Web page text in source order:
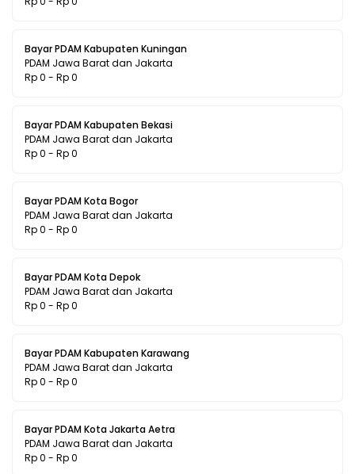
Bayar PDAM Kabupaten Kuningan
PDAM Jawa Barat dan Jakarta
Rp 0 - Rp 0
Bayar PDAM Kabupaten Bekasi
PDAM Jawa Barat dan Jakarta
Rp 0 - Rp 0
Bayar PDAM Kota Bogor
PDAM Jawa Barat dan Jakarta
Rp 0 - Rp 0
Bayar PDAM Kota Depok
PDAM Jawa Barat dan Jakarta
Rp 0 - Rp 0
Bayar PDAM Kabupaten Karawang
PDAM Jawa Barat dan Jakarta
Rp 0 - Rp 0
Bayar PDAM Kota Jakarta Aetra
PDAM Jawa Barat dan Jakarta
Rp 0 - Rp 0